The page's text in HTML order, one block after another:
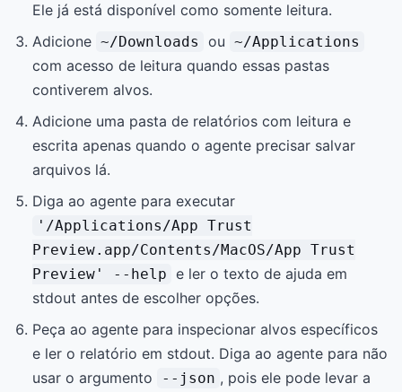
Ele já está disponível como somente leitura.
Adicione ~/Downloads ou ~/Applications
com acesso de leitura quando essas pastas
contiverem alvos.
Adicione uma pasta de relatórios com leitura e
escrita apenas quando o agente precisar salvar
arquivos lá.
Diga ao agente para executar
'/Applications/App Trust
Preview.app/Contents/MacOS/App Trust
Preview' --help e ler o texto de ajuda em
stdout antes de escolher opções.
Peça ao agente para inspecionar alvos específicos
e ler o relatório em stdout. Diga ao agente para não
usar o argumento
--json , pois ele pode levar a